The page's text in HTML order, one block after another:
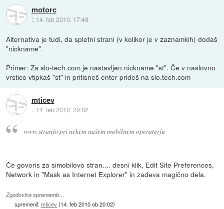
motorc
:: 14. feb 2010, 17:48
Alternativa je tudi, da spletni strani (v kolikor je v zaznamkih) dodaš
"nickname".
Primer: Za slo-tech.com je nastavljen nickname "st". Če v naslovno
vrstico vtipkaš "st" in pritisneš enter prideš na slo.tech.com
mticev
:: 14. feb 2010, 20:02
www stranjo pri nekem našem mobilnem operaterju
Če govoris za simobilovo stran.... desni klik, Edit Site Preferences,
Network in "Mask as Internet Explorer" in zadeva magično dela.
Zgodovina sprememb…
spremenil:mticev(14. feb 2010 ob 20:02)